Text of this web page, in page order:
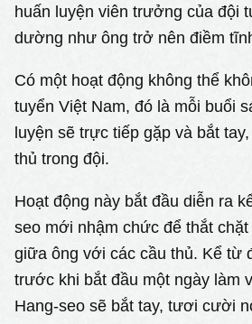
huấn luyện viên trưởng của đội
dường như ông trở nên điềm
Có một hoạt động không thể
tuyển Việt Nam, đó là mỗi buổi
luyện sẽ trực tiếp gặp và bắt
thủ trong đội.
Hoạt động này bắt đầu diễn ra
seo mới nhậm chức để thắt
giữa ông với các cầu thủ. Kể từ
trước khi bắt đầu một ngày làm
Hang-seo sẽ bắt tay, tươi cười